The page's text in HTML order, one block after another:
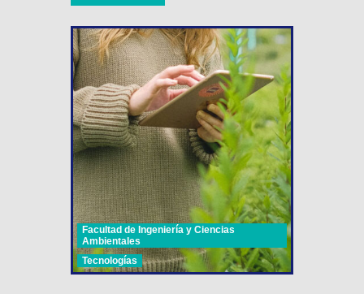
Facultad de Ingeniería y Ciencias
Ambientales
Tecnologías